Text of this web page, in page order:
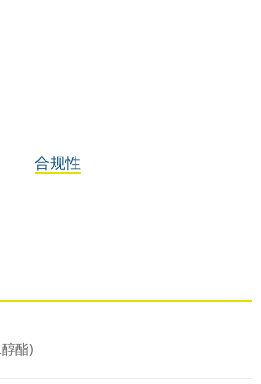
合规性
酯)